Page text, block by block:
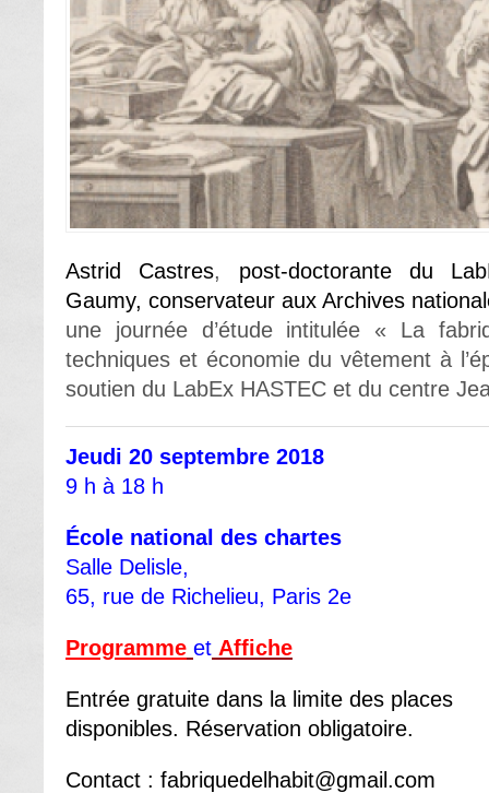
Astrid Castres, post-doctorante du
Gaumy, conservateur aux Archives
une journée d’étude intitulée « La
techniques et économie du vêtement à
soutien du LabEx HASTEC et du centre
Jeudi 20 septembre 2018
9 h à 18 h
École national des chartes
Salle Delisle,
65, rue de Richelieu, Paris 2e
Programme et Affiche
Entrée gratuite dans la limite des places
disponibles. Réservation obligatoire.
Contact : fabriquedelhabit@gmail.com